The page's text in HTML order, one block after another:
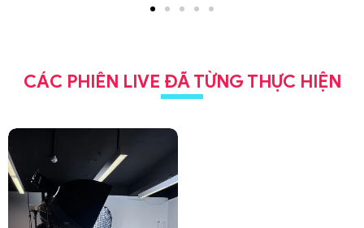
CÁC PHIÊN LIVE ĐÃ TỪNG THỰC HIỆN